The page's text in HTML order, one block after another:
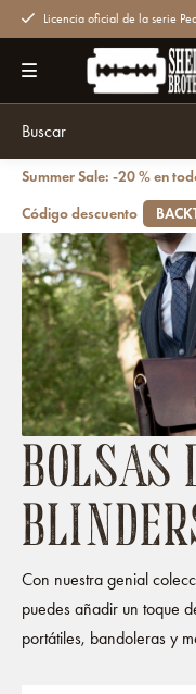
Licencia oficial de la serie
Summer Sale: -20 % en
Código descuento
Bolsas
BOLSAS
Con nuestra genial
puedes añadir un toque
portátiles, bandoleras y